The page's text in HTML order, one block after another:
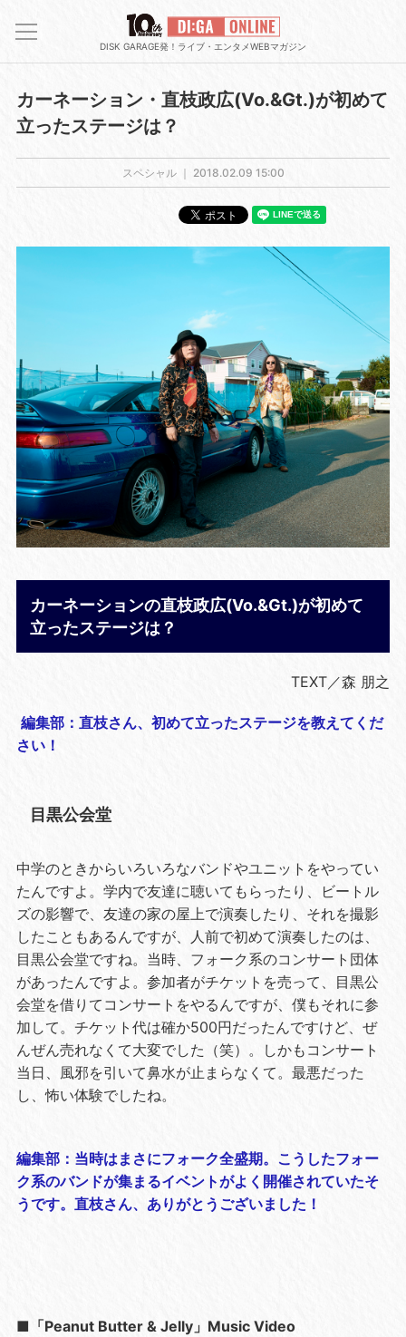
DISK GARAGE発！ライブ・エンタメWEBマガジン
カーネーション・直枝政広(Vo.&Gt.)が初めて
立ったステージは？
スペシャル ｜ 2018.02.09 15:00
カーネーションの直枝政広(Vo.&Gt.)が初めて
立ったステージは？
TEXT／森 朋之
編集部：直枝さん、初めて立ったステージを教えてくだ
さい！
目黒公会堂
中学のときからいろいろなバンドやユニットをやってい
たんですよ。学内で友達に聴いてもらったり、ビートル
ズの影響で、友達の家の屋上で演奏したり、それを撮影
したこともあるんですが、人前で初めて演奏したのは、
目黒公会堂ですね。当時、フォーク系のコンサート団体
があったんですよ。参加者がチケットを売って、目黒公
会堂を借りてコンサートをやるんですが、僕もそれに参
加して。チケット代は確か500円だったんですけど、ぜ
んぜん売れなくて大変でした（笑）。しかもコンサート
当日、風邪を引いて鼻水が止まらなくて。最悪だった
し、怖い体験でしたね。
編集部：当時はまさにフォーク全盛期。こうしたフォー
ク系のバンドが集まるイベントがよく開催されていたそ
うです。直枝さん、ありがとうございました！
■「Peanut Butter & Jelly」Music Video